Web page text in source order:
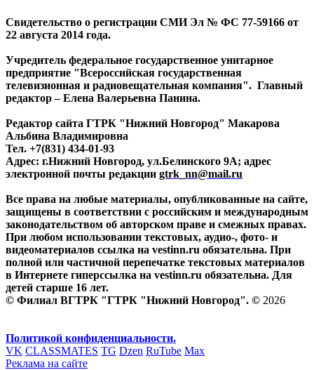
Свидетельство о регистрации СМИ Эл № ФС 77-59166 от
22 августа 2014 года.
Учредитель федеральное государственное унитарное
предприятие "Всероссийская государственная
телевизионная и радиовещательная компания". Главный
редактор – Елена Валерьевна Панина.
Редактор сайта ГТРК "Нижний Новгород" Макарова
Альбина Владимировна
Тел. +7(831) 434-01-93
Адрес: г.Нижний Новгород, ул.Белинского 9А; адрес
электронной почты редакции gtrk_nn@mail.ru
Все права на любые материалы, опубликованные на сайте,
защищены в соответствии с российским и международным
законодательством об авторском праве и смежных правах.
При любом использовании текстовых, аудио-, фото- и
видеоматериалов ссылка на vestinn.ru обязательна. При
полной или частичной перепечатке текстовых материалов
в Интернете гиперссылка на vestinn.ru обязательна. Для
детей старше 16 лет.
© Филиал ВГТРК "ГТРК "Нижний Новгород". © 2026
Политикой конфиденциальности.
VK CLASSMATES TG Dzen RuTube Max
Реклама на сайте